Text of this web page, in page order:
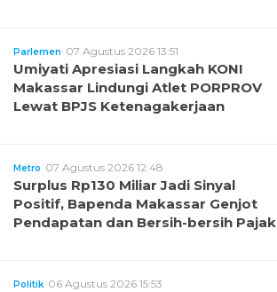
Parlemen 07 Agustus 2026 13:51
Umiyati Apresiasi Langkah KONI
Makassar Lindungi Atlet PORPROV
Lewat BPJS Ketenagakerjaan
Metro 07 Agustus 2026 12:48
Surplus Rp130 Miliar Jadi Sinyal
Positif, Bapenda Makassar Genjot
Pendapatan dan Bersih-bersih Pajak
Politik 06 Agustus 2026 15:53